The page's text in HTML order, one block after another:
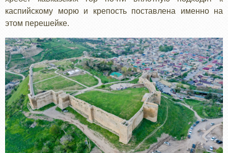
каспийскому морю и крепость поставлена именно на
этом перешейке.